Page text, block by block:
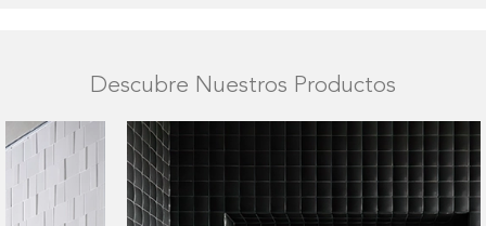
Descubre Nuestros Productos